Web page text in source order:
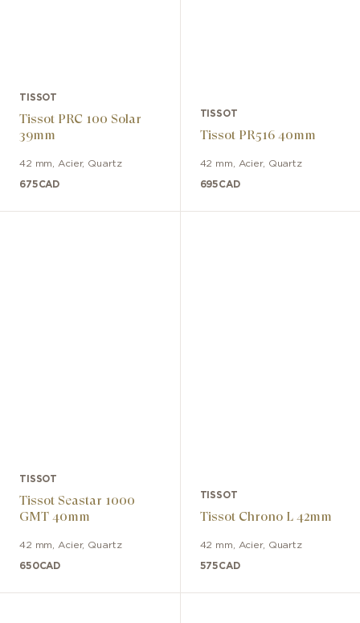
TISSOT
Tissot PRC 100 Solar
39mm
42 mm Acier, Quartz
675CAD
TISSOT
Tissot PR516 40mm
42 mm Acier, Quartz
695CAD
TISSOT
Tissot Seastar 1000
GMT 40mm
42 mm Acier, Quartz
650CAD
TISSOT
Tissot Chrono L 42mm
42 mm Acier, Quartz
575CAD